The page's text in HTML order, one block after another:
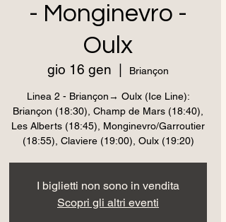
- Monginevro -
Oulx
gio 16 gen Briançon
Linea 2 - Briançon→ Oulx (Ice Line):
Briançon (18:30), Champ de Mars (18:40),
Les Alberts (18:45), Monginevro/Garroutier
(18:55), Claviere (19:00), Oulx (19:20)
I biglietti non sono in vendita
Scopri gli altri eventi